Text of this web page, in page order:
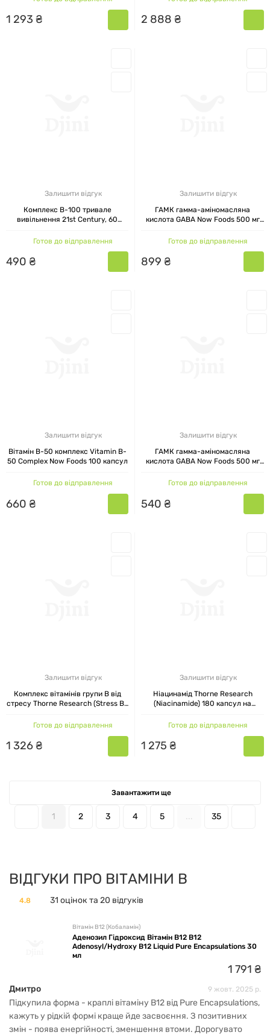
1 293 ₴ 2 888 ₴
Залишити відгук
Комплекс B-100 тривале
вивільнення 21st Century, 60
Готов до відправлення
490 ₴
Залишити відгук
ГАМК гамма-аміномасляна
кислота GABA Now Foods 500 мг
Готов до відправлення
899 ₴
Залишити відгук
Вітамін В-50 комплекс Vitamin B-
50 Complex Now Foods 100 капсул
Готов до відправлення
660 ₴
Залишити відгук
ГАМК гамма-аміномасляна
кислота GABA Now Foods 500 мг
Готов до відправлення
540 ₴
Залишити відгук
Комплекс вітамінів групи В від
стресу Thorne Research (Stress B-
Готов до відправлення
1 326₴
Залишити відгук
Ніацинамід Thorne Research
(Niacinamide) 180 капсул на
Готов до відправлення
1 275 ₴
1 2 3 4 5 ... 35
Завантажити ще
ВІДГУКИ ПРО ВІТАМІНИ В
4.8 31 оцінок та 20 відгуків
Вітамін В12 (Кобаламін)
Аденозил Гідроксид Вітамін В12 B12
Adenosyl/Hydroxy B12 Liquid Pure Encapsulations 30
мл
1 791 ₴
Дмитро 9 жовт. 2025 р.
Підкупила форма - краплі вітаміну В12 від Pure Encapsulations,
кажуть у рідкій формі краще йде засвоєння. З позитивних
змін - поява енергійності, зменшення втоми. Дорогувато